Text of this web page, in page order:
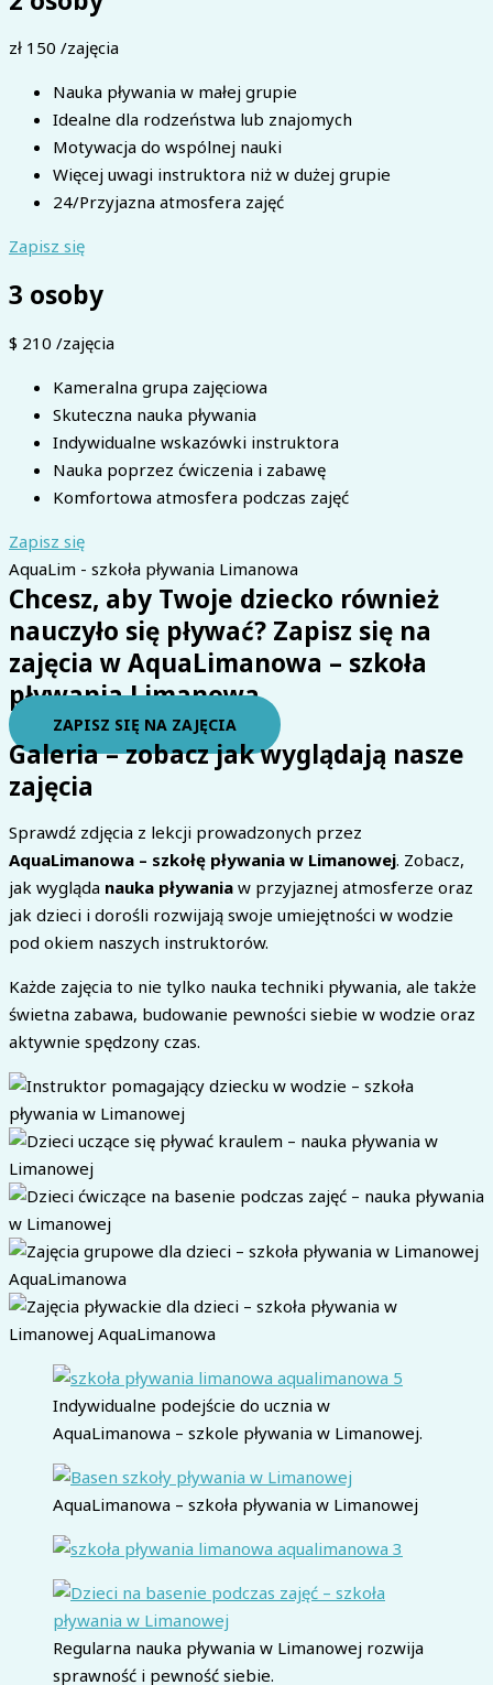
zł 150 /zajęcia
Nauka pływania w małej grupie
Idealne dla rodzeństwa lub znajomych
Motywacja do wspólnej nauki
Więcej uwagi instruktora niż w dużej grupie
24/Przyjazna atmosfera zajęć
Zapisz się
3 osoby
$ 210 /zajęcia
Kameralna grupa zajęciowa
Skuteczna nauka pływania
Indywidualne wskazówki instruktora
Nauka poprzez ćwiczenia i zabawę
Komfortowa atmosfera podczas zajęć
Zapisz się
AquaLim - szkoła pływania Limanowa
Chcesz, aby Twoje dziecko również
nauczyło się pływać? Zapisz się na
zajęcia w AquaLimanowa – szkoła
pływania Limanowa.
ZAPISZ SIĘ NA ZAJĘCIA
Galeria – zobacz jak wyglądają nasze
zajęcia
Sprawdź zdjęcia z lekcji prowadzonych przez
AquaLimanowa – szkołę pływania w Limanowej. Zobacz,
jak wygląda nauka pływania w przyjaznej atmosferze oraz
jak dzieci i dorośli rozwijają swoje umiejętności w wodzie
pod okiem naszych instruktorów.
Każde zajęcia to nie tylko nauka techniki pływania, ale także
świetna zabawa, budowanie pewności siebie w wodzie oraz
aktywnie spędzony czas.
Indywidualne podejście do ucznia w
AquaLimanowa – szkole pływania w Limanowej.
AquaLimanowa – szkoła pływania w Limanowej
Regularna nauka pływania w Limanowej rozwija
sprawność i pewność siebie.